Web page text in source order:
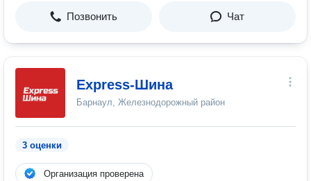
Позвонить Чат
Express-Шина
Барнаул, Железнодорожный район
3 оценки
Организация проверена